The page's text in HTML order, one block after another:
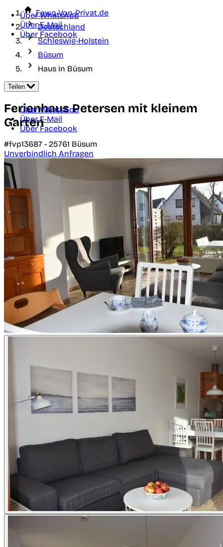
Über WhatsApp
Über E-Mail
Über Facebook
Fewo-Von-Privat.de
Deutschland
Schleswig-Holstein
Büsum
Haus in Büsum
Teilen
Über WhatsApp
Über E-Mail
Über Facebook
Ferienhaus Petersen mit kleinem
Garten
#fvp13687 - 25761 Büsum
Unverbindlich Anfragen